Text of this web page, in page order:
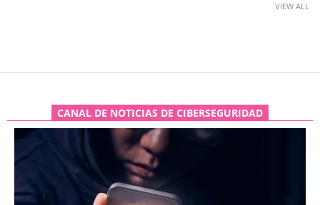
VIEW ALL
CANAL DE NOTICIAS DE CIBERSEGURIDAD